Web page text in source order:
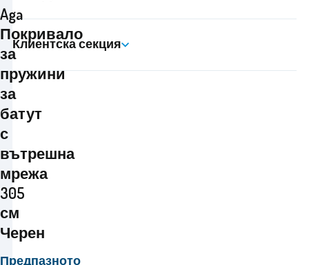
Aga
Покривало
за
пружини
за
батут
с
вътрешна
мрежа
305
см
Черен
Предпазното
Клиентска секция